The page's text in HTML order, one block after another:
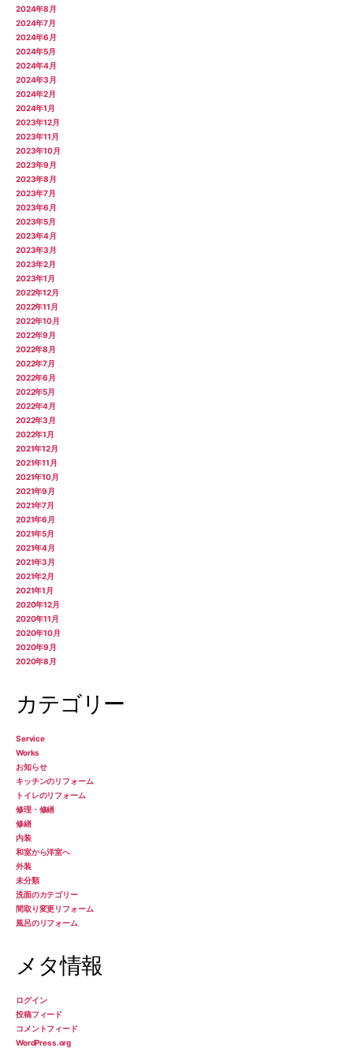
2024年8月
2024年7月
2024年6月
2024年5月
2024年4月
2024年3月
2024年2月
2024年1月
2023年12月
2023年11月
2023年10月
2023年9月
2023年8月
2023年7月
2023年6月
2023年5月
2023年4月
2023年3月
2023年2月
2023年1月
2022年12月
2022年11月
2022年10月
2022年9月
2022年8月
2022年7月
2022年6月
2022年5月
2022年4月
2022年3月
2022年1月
2021年12月
2021年11月
2021年10月
2021年9月
2021年7月
2021年6月
2021年5月
2021年4月
2021年3月
2021年2月
2021年1月
2020年12月
2020年11月
2020年10月
2020年9月
2020年8月
カテゴリー
Service
Works
お知らせ
キッチンのリフォーム
トイレのリフォーム
修理・修繕
修繕
内装
和室から洋室へ
外装
未分類
洗面のカテゴリー
間取り変更リフォーム
風呂のリフォーム
メタ情報
ログイン
投稿フィード
コメントフィード
WordPress.org